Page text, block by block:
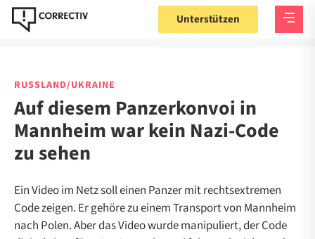
Unterstützen
RUSSLAND/UKRAINE
Auf diesem Panzerkonvoi in
Mannheim war kein Nazi-Code
zu sehen
Ein Video im Netz soll einen Panzer mit rechtsextremen
Code zeigen. Er gehöre zu einem Transport von Mannheim
nach Polen. Aber das Video wurde manipuliert, der Code